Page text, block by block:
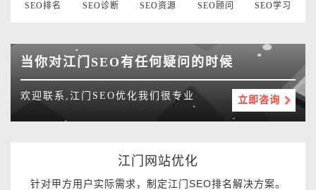
SEO排名 SEO诊断 SEO资源 SEO顾问 SEO学习
当你对江门SEO有任何疑问的时候
欢迎联系,江门SEO优化我们很专业 立即咨询
江门网站优化
针对甲方用户实际需求，制定江门SEO排名解决方案。